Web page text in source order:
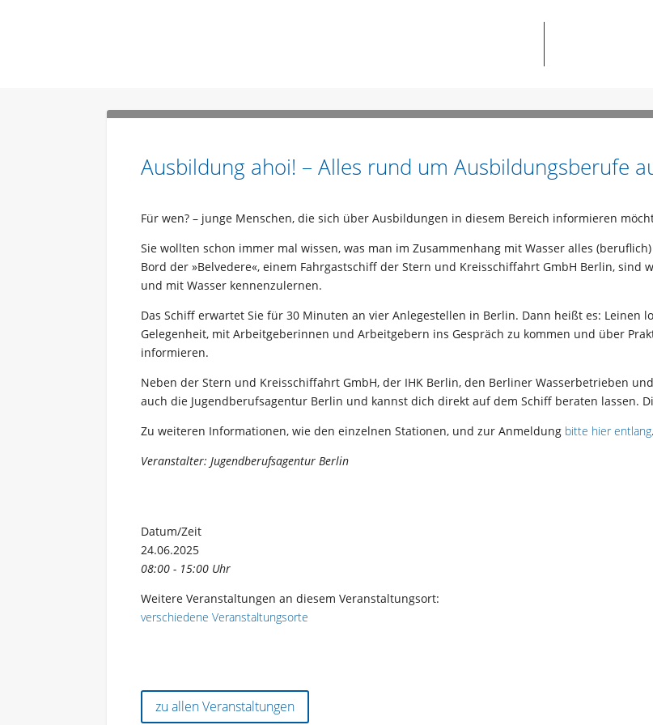
Ausbildung ahoi! – Alles rund um Ausbildungsberufe
Für wen? – junge Menschen, die sich über Ausbildungen in diesem Bereich informieren
Sie wollten schon immer mal wissen, was man im Zusammenhang mit Wasser alles
Bord der »Belvedere«, einem Fahrgastschiff der Stern und Kreisschiffahrt GmbH Berlin,
und mit Wasser kennenzulernen.
Das Schiff erwartet Sie für 30 Minuten an vier Anlegestellen in Berlin. Dann heißt es: Leinen
Gelegenheit, mit Arbeitgeberinnen und Arbeitgebern ins Gespräch zu kommen und über
informieren.
Neben der Stern und Kreisschiffahrt GmbH, der IHK Berlin, den Berliner Wasserbetrieben
auch die Jugendberufsagentur Berlin und kannst dich direkt auf dem Schiff beraten lassen.
Zu weiteren Informationen, wie den einzelnen Stationen, und zur Anmeldung bitte hier entlang.
Veranstalter: Jugendberufsagentur Berlin
Datum/Zeit
24.06.2025
08:00 - 15:00 Uhr
Weitere Veranstaltungen an diesem Veranstaltungsort:
verschiedene Veranstaltungsorte
zu allen Veranstaltungen